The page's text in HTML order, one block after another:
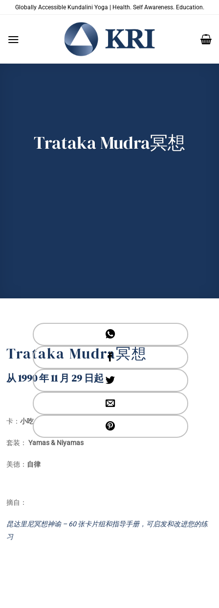
Globally Accessible Kundalini Yoga | Health. Self Awareness. Education.
Trataka Mudra冥想
Trataka Mudra冥想
从 1990 年 11 月 29 日起
卡：小吃
套装：Yamas & Niyamas
美德： 自律
摘自：
昆达里尼冥想神谕 – 60 张卡片组和指导手册，可启发和改进您的练
习